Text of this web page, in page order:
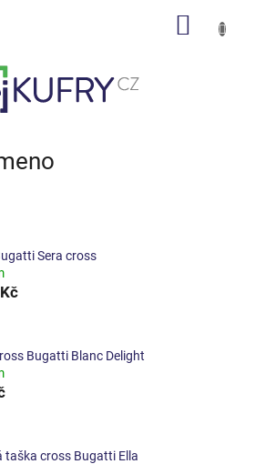
Sera cross
Bugatti Blanc Delight
taška cross Bugatti Ella